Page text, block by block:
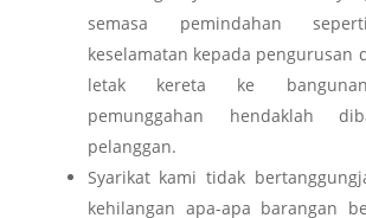
semasa pemindahan
keselamatan kepada pengurusan
letak kereta ke
pemunggahan hendaklah
pelanggan.
Syarikat kami tidak
kehilangan apa-apa barangan